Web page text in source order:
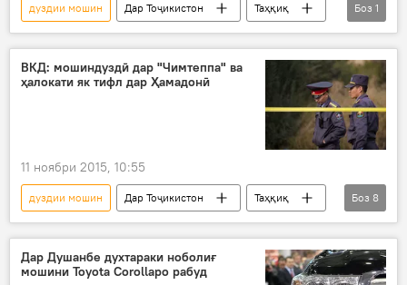
дуздии мошин Дар Тоҷикистон
Таҳқиқ
Ҳамаи хабарҳо
Боз 1
ВКД: мошиндуздӣ дар "Чимтеппа" ва
ҳалокати як тифл дар Ҳамадонӣ
11 ноябри 2015, 10:55
дуздии мошин Дар Тоҷикистон
Таҳқиқ
Ҳамаи хабарҳо
ноҳияи Муъминобод
куштор
навзод
"Леганзе"
Душанбе
Рӯдакӣ
Боз 8
Дар Душанбе духтараки ноболиғ
мошини Toyota Corollaро рабуд